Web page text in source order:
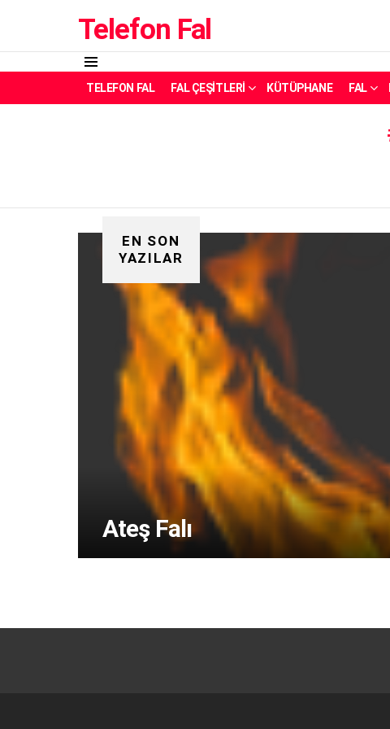
Telefon Fal
Menü
TELEFON FAL FAL ÇEŞITLERI KÜTÜPHANE FAL
EN SON
YAZILAR
Ateş Falı